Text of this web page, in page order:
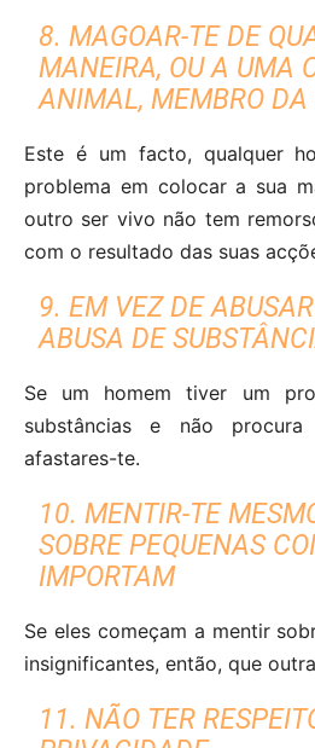
8. MAGOAR-TE DE
MANEIRA, OU A UMA
ANIMAL, MEMBRO DA
Este é um facto, qualquer
problema em colocar a sua
outro ser vivo não tem
com o resultado das suas
9. EM VEZ DE
ABUSA DE
Se um homem tiver um
substâncias e não
afastares-te.
10. MENTIR-TE
SOBRE PEQUENAS
IMPORTAM
Se eles começam a mentir
insignificantes, então, que
11. NÃO TER